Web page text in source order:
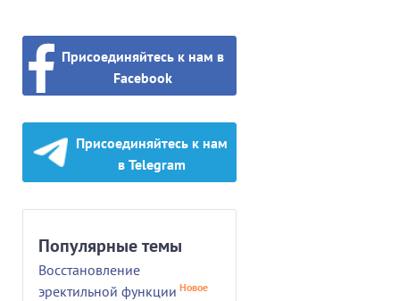
Присоединяйтесь к нам в
Facebook
Присоединяйтесь к нам
в Telegram
Популярные темы
Восстановление
эректильной функции Новое